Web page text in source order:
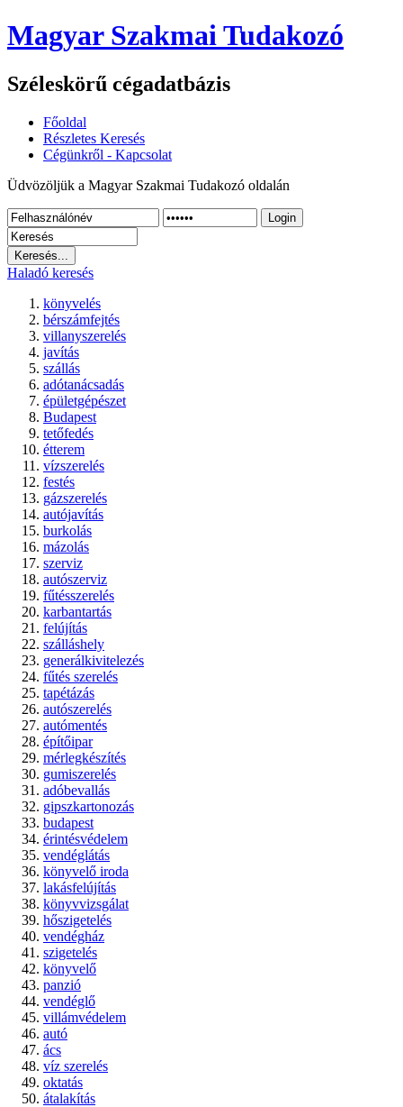
Magyar Szakmai Tudakozó
Széleskörű cégadatbázis
Főoldal
Részletes Keresés
Cégünkről - Kapcsolat
Üdvözöljük a Magyar Szakmai Tudakozó oldalán
Login
Haladó keresés
könyvelés
bérszámfejtés
villanyszerelés
javítás
szállás
adótanácsadás
épületgépészet
Budapest
tetőfedés
étterem
vízszerelés
festés
gázszerelés
autójavítás
burkolás
mázolás
szerviz
autószerviz
fűtésszerelés
karbantartás
felújítás
szálláshely
generálkivitelezés
fűtés szerelés
tapétázás
autószerelés
autómentés
építőipar
mérlegkészítés
gumiszerelés
adóbevallás
gipszkartonozás
budapest
érintésvédelem
vendéglátás
könyvelő iroda
lakásfelújítás
könyvvizsgálat
hőszigetelés
vendégház
szigetelés
könyvelő
panzió
vendéglő
villámvédelem
autó
ács
víz szerelés
oktatás
átalakítás